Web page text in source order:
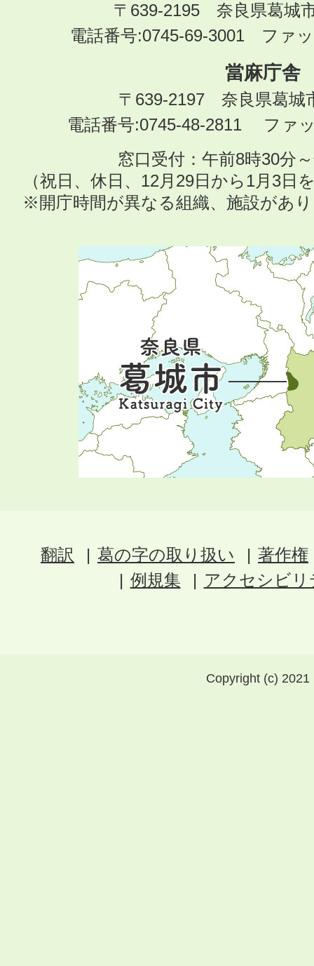
〒639-2195 奈良県葛城
電話番号:0745-69-3001 ファ
當麻庁舎
〒639-2197 奈良県葛城
電話番号:0745-48-2811 ファ
窓口受付：午前8時30分
（祝日、休日、12月29日から1月3日
※開庁時間が異なる組織、施設があ
翻訳 葛の字の取り扱い
著作権
例規集
アクセシビ
Copyright (c)